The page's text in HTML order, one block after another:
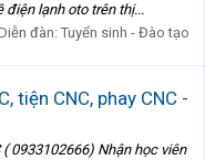
điện lạnh oto trên thị...
đàn:Tuyển sinh - Đào tạo
tiện CNC, phay CNC -
( 0933102666) Nhận học viên